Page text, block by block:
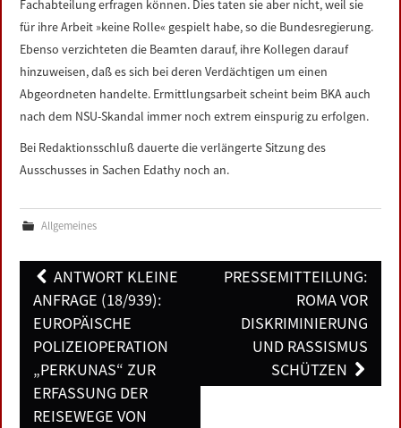
Fachabteilung erfragen können. Dies taten sie aber nicht, weil sie
für ihre Arbeit »keine Rolle« gespielt habe, so die Bundesregierung.
Ebenso verzichteten die Beamten darauf, ihre Kollegen darauf
hinzuweisen, daß es sich bei deren Verdächtigen um einen
Abgeordneten handelte. Ermittlungsarbeit scheint beim BKA auch
nach dem NSU-Skandal immer noch extrem einspurig zu erfolgen.
Bei Redaktionsschluß dauerte die verlängerte Sitzung des
Ausschusses in Sachen Edathy noch an.
Allgemeines
Post
navigation
ANTWORT KLEINE
ANFRAGE (18/939):
EUROPÄISCHE
POLIZEIOPERATION
„PERKUNAS“ ZUR
ERFASSUNG DER
REISEWEGE VON
PRESSEMITTEILUNG:
ROMA VOR
DISKRIMINIERUNG
UND RASSISMUS
SCHÜTZEN